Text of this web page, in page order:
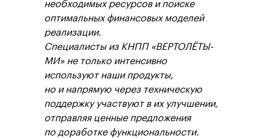
оптимальных финансовых моделей
реализации.
Специалисты из КНПП «ВЕРТОЛЁТЫ-
МИ» не только интенсивно
используют наши продукты,
но и напрямую через техническую
поддержку участвуют в их улучшении,
отправляя ценные предложения
по доработке функциональности.